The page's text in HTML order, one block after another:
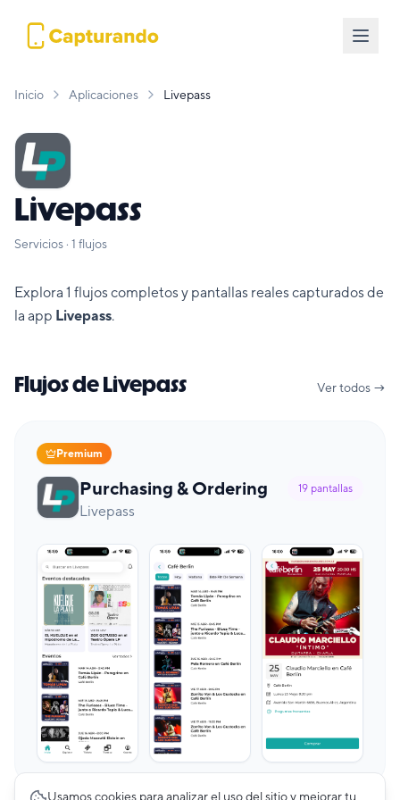
Inicio Aplicaciones Livepass
Livepass
Servicios · 1 flujos
Explora 1 flujos completos y pantallas reales capturados de
la app Livepass.
Flujos deLivepass Ver todos →
Premium
Purchasing & Ordering
Livepass
19 pantallas
Usamos cookies para analizar el uso del sitio y mejorar tu